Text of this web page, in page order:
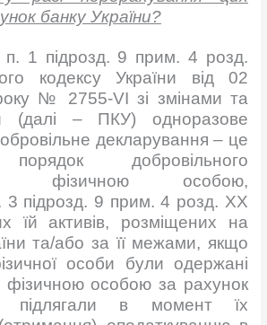
банку України?
п. 1 підрозд. 9 прим. 4 розд.
кодексу України від 02
№ 2755-VI зі змінами та
(далі – ПКУ) одноразове
декларування – це
добровільного
фізичною особою,
3 підрозд. 9 прим. 4 розд. ХХ
їй активів, розміщених на
та/або за її межами, якщо
особи були одержані
фізичною особою за рахунок
підлягали в момент їх